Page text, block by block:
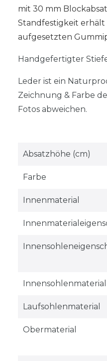
mit 30 mm
Standfestigkeit erhält
aufgesetzten
Handgefertigter
Leder ist ein
Zeichnung & Farbe
Fotos abweichen.
Absatzhöhe (cm)
Farbe
Innenmaterial
Innensohlenmaterial
Laufsohlenmaterial
Obermaterial